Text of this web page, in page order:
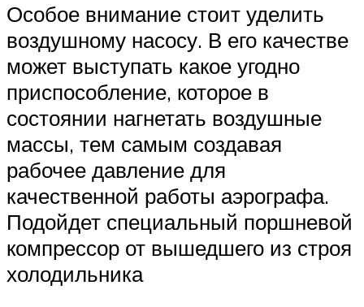
Особое внимание стоит уделить
воздушному насосу. В его качестве
может выступать какое угодно
приспособление, которое в
состоянии нагнетать воздушные
массы, тем самым создавая
рабочее давление для
качественной работы аэрографа.
Подойдет специальный поршневой
компрессор от вышедшего из строя
холодильника